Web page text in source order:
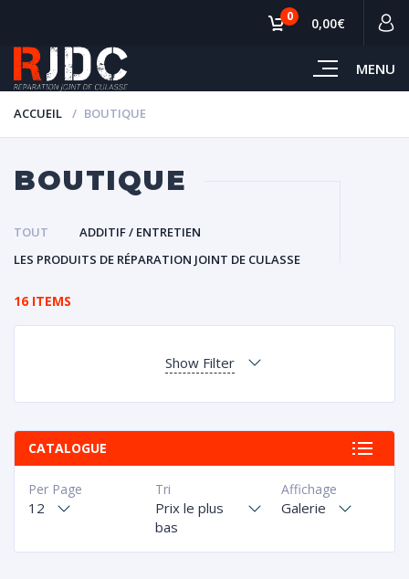
MENU
0 0,00€
ACCUEIL BOUTIQUE
BOUTIQUE
TOUT
ADDITIF / ENTRETIEN
LES PRODUITS DE RÉPARATION JOINT DE CULASSE
16 ITEMS
Show Filter
CATALOGUE
Affichage
Galerie
Tri
Prix le plus
bas
Per Page
12